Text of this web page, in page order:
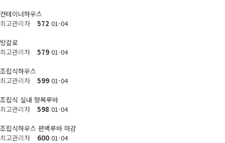
컨테이너하우스
최고관리자
572 01-04
방갈로
최고관리자
579 01-04
조립식하우스
최고관리자
599 01-04
조립식 실내 향목루바
최고관리자
598 01-04
조립식하우스 편백루바 마감
최고관리자
600 01-04